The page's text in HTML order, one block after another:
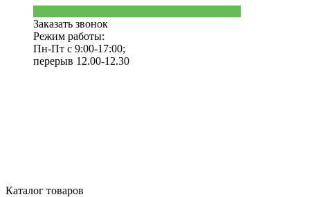
Заказать звонок
Режим работы:
Пн-Пт с 9:00-17:00;
перерыв 12.00-12.30
Каталог товаров